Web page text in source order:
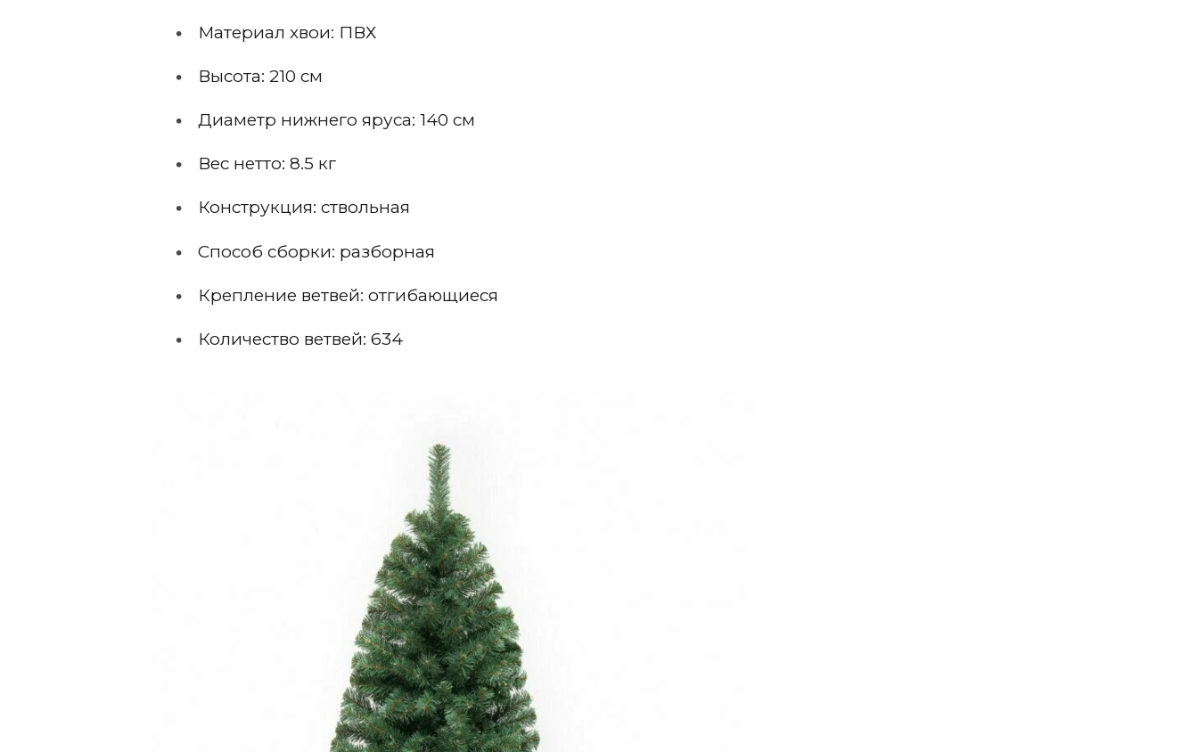
Материал хвои: ПВХ
Высота: 210 см
Диаметр нижнего яруса: 140 см
Вес нетто: 8.5 кг
Конструкция: ствольная
Способ сборки: разборная
Крепление ветвей: отгибающиеся
Количество ветвей: 634